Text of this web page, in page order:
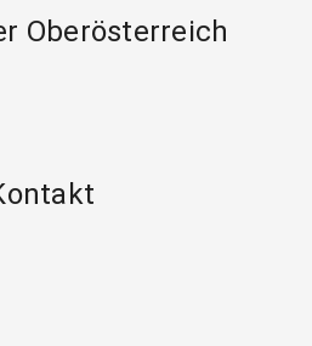
Oberösterreich